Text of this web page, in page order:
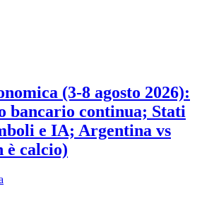
(3-8 agosto 2026):
bancario continua; Stati
e IA; Argentina vs
è calcio)